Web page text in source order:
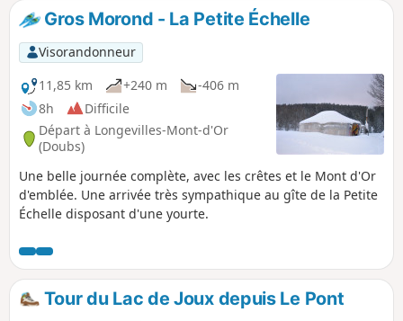
Gros Morond - La Petite Échelle
Visorandonneur
11,85 km
+240 m
-406 m
8h
Difficile
Départ à Longevilles-Mont-d'Or
(Doubs)
Une belle journée complète, avec les crêtes et le Mont d'Or
d'emblée. Une arrivée très sympathique au gîte de la Petite
Échelle disposant d'une yourte.
Tour du Lac de Joux depuis Le Pont